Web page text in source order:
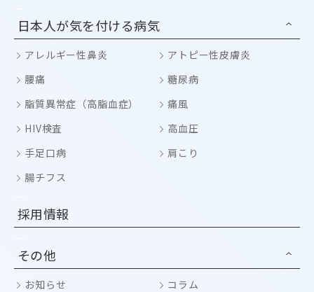
日本人が気を付ける病気
アレルギー性鼻炎
アトピー性皮膚炎
腰痛
糖尿病
脂質異常症（高脂血症）
痛風
HIV検査
高血圧
手足口病
肩こり
腸チフス
採用情報
その他
お知らせ
コラム